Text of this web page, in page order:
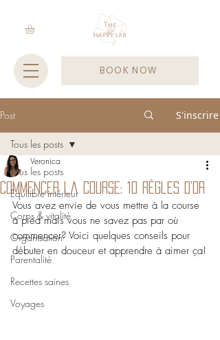
BOOK NOW
Post S'inscrire
Tous les posts
Equilibre intérieur
Corps & vitalité
Organisation
Parentalité
Recettes saines
Voyages
Tous les posts
Commencer la course: 10 règles d'or
Veronica
Vous avez envie de vous mettre à la course
à pied mais vous ne savez pas par où
commencer? Voici quelques conseils pour
débuter en douceur et apprendre à aimer ça!